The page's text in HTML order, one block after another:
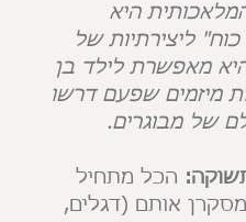
היא
ליצירתיות של
מאפשרת לילד בן
מיזמים שפעם דרשו
של מבוגרים.
הכל מתחיל
אותם (דגלים,